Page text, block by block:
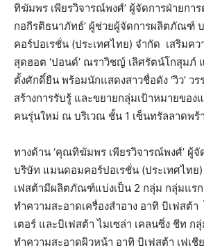
ทิฆัมพร เพียรวิจารณ์พงศ์’ ผู้จัดการฝ่ายกา
กอกีรติธนาภัทธ์’ ผู้ช่วยผู้จัดการผลิตภัณฑ์
คอร์ปอเรชั่น (ประเทศไทย) จำกัด เสริมค
สุดฮอต ‘ปอนด์’ ณราวิชญ์ เลิศรัตน์โกสุมภ์
ตั้งศักดิ์ยืน พร้อมนักแสดงสาวชื่อดัง ‘วิว’ ว
สร้างการรับรู้ และขยายกลุ่มเป้าหมายขอ
คนรุ่นใหม่ ณ บริเวณ ชั้น 1 เซ็นทรัลลาดพร้
ทางด้าน ‘คุณทิฆัมพร เพียรวิจารณ์พงศ์’ ผู้จั
บริษัท แมนดอมคอร์ปอเรชั่น (ประเทศไทย)
เฟสต้ามีผลิตภัณฑ์แบ่งเป็น 2 กลุ่ม กลุ่มแ
ทำความสะอาดเครื่องสำอาง อาทิ บิเฟสต้า
เตอร์ และบิเฟสต้า ไมเซล่า เคลนซิ่ง ชีท
ทำความสะอาดผิวหน้า อาทิ บิเฟสต้า เฟเชี